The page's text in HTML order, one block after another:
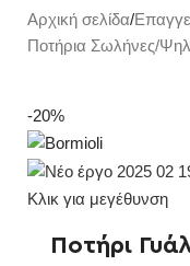
Δωρεάν παραλαβή
Αρχική σελίδα
Ποτήρια Σωλήνες/
-20%
Κλικ για μεγέθυνση
Ποτήρι